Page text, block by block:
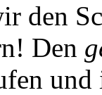
den
Den